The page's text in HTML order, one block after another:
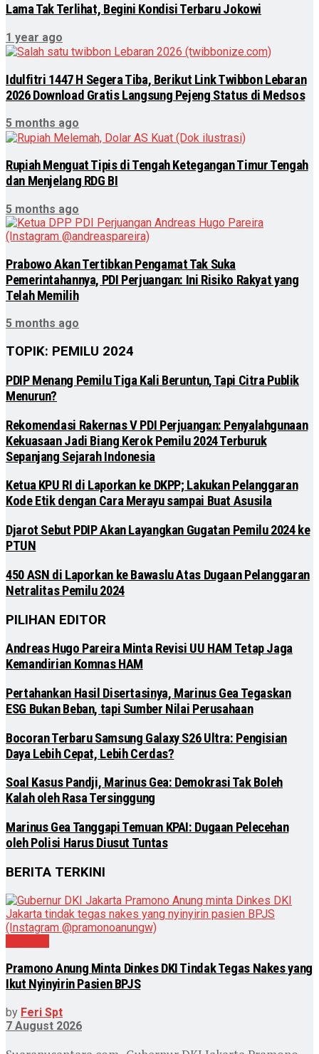
Lama Tak Terlihat, Begini Kondisi Terbaru Jokowi
1 year ago
Idulfitri 1447 H Segera Tiba, Berikut Link Twibbon Lebaran
2026 Download Gratis Langsung Pejeng Status di Medsos
5 months ago
Rupiah Menguat Tipis di Tengah Ketegangan Timur Tengah
dan Menjelang RDG BI
5 months ago
Prabowo Akan Tertibkan Pengamat Tak Suka
Pemerintahannya, PDI Perjuangan: Ini Risiko Rakyat yang
Telah Memilih
5 months ago
TOPIK: PEMILU 2024
PDIP Menang Pemilu Tiga Kali Beruntun, Tapi Citra Publik
Menurun?
Rekomendasi Rakernas V PDI Perjuangan: Penyalahgunaan
Kekuasaan Jadi Biang Kerok Pemilu 2024 Terburuk
Sepanjang Sejarah Indonesia
Ketua KPU RI di Laporkan ke DKPP; Lakukan Pelanggaran
Kode Etik dengan Cara Merayu sampai Buat Asusila
Djarot Sebut PDIP Akan Layangkan Gugatan Pemilu 2024 ke
PTUN
450 ASN di Laporkan ke Bawaslu Atas Dugaan Pelanggaran
Netralitas Pemilu 2024
PILIHAN EDITOR
Andreas Hugo Pareira Minta Revisi UU HAM Tetap Jaga
Kemandirian Komnas HAM
Pertahankan Hasil Disertasinya, Marinus Gea Tegaskan
ESG Bukan Beban, tapi Sumber Nilai Perusahaan
Bocoran Terbaru Samsung Galaxy S26 Ultra: Pengisian
Daya Lebih Cepat, Lebih Cerdas?
Soal Kasus Pandji, Marinus Gea: Demokrasi Tak Boleh
Kalah oleh Rasa Tersinggung
Marinus Gea Tanggapi Temuan KPAI: Dugaan Pelecehan
oleh Polisi Harus Diusut Tuntas
BERITA TERKINI
Pramono Anung Minta Dinkes DKI Tindak Tegas Nakes yang
Ikut Nyinyirin Pasien BPJS
by Feri Spt
7 August 2026